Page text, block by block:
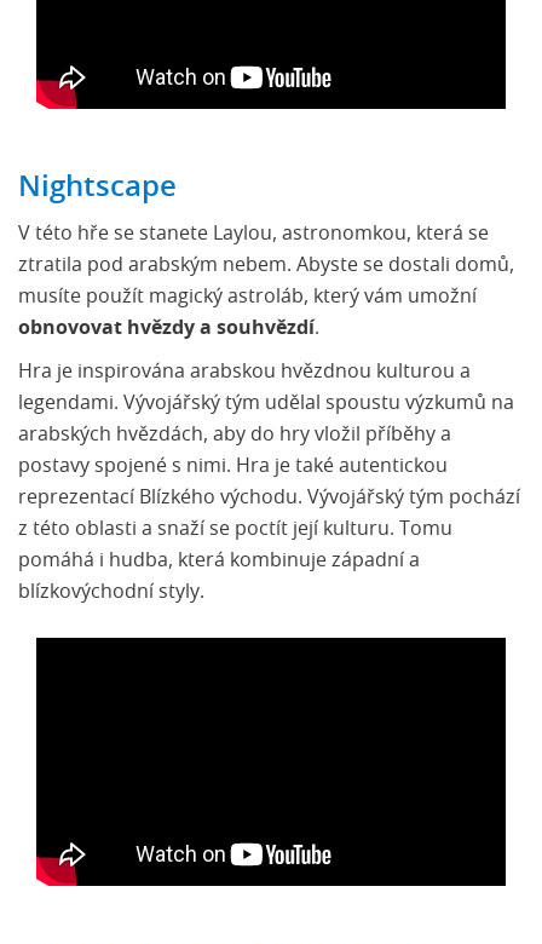
Nightscape
V této hře se stanete Laylou, astronomkou, která se
ztratila pod arabským nebem. Abyste se dostali domů,
musíte použít magický astroláb, který vám umožní
obnovovat hvězdy a souhvězdí.
Hra je inspirována arabskou hvězdnou kulturou a
legendami. Vývojářský tým udělal spoustu výzkumů na
arabských hvězdách, aby do hry vložil příběhy a
postavy spojené s nimi. Hra je také autentickou
reprezentací Blízkého východu. Vývojářský tým pochází
z této oblasti a snaží se poctít její kulturu. Tomu
pomáhá i hudba, která kombinuje západní a
blízkovýchodní styly.